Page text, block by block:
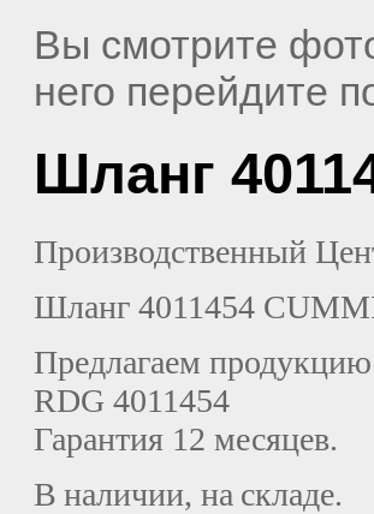
Вы смотрите
него перейдите
Шланг
Производственный
Шланг 4011454
Предлагаем
RDG 4011454
Гарантия 12 месяцев.
В наличии, на складе.